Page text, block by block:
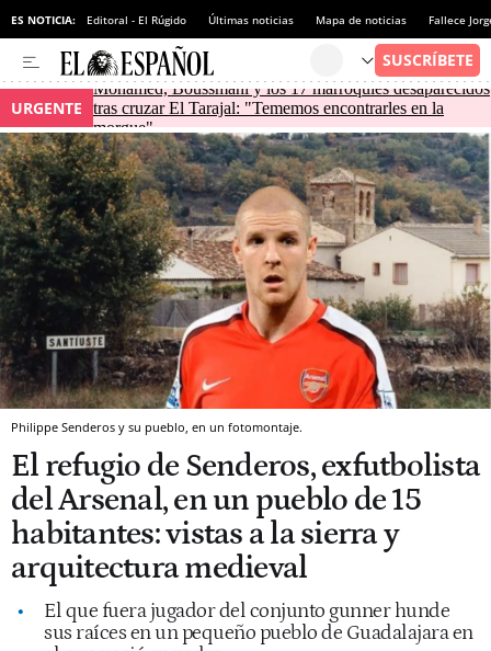
ES NOTICIA: Editoral - El Rúgido Últimas noticias Mapa de noticias Fallece
URGENTE
Mohamed, Boussmahi y los 17 marroquíes desaparecidos
tras cruzar El Tarajal: "Tememos encontrarles en la
morgue"
Philippe Senderos y su pueblo, en un fotomontaje.
El refugio de Senderos, exfutbolista
del Arsenal, en un pueblo de 15
habitantes: vistas a la sierra y
arquitectura medieval
El que fuera jugador del conjunto gunner hunde
sus raíces en un pequeño pueblo de Guadalajara en